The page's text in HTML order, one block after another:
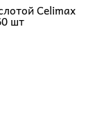
Celimax
шт